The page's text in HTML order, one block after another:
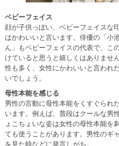
ベビーフェイス
顔が子供っぽい、ベビーフェイスな
はかわいいと言います。俳優の「小
ん」もベビーフェイスの代表で、こ
けていると思うと嬉しくはありま
性も多く、女性にかわいいと言われ
いでしょう。
母性本能を感じる
男性の言動に母性本能をくすぐられ
います。例えば、普段はクールな男
ょこちょいな姿は女性の母性本能を
ても使うことがあります。男性のギ
を見た時などに発言しがち。